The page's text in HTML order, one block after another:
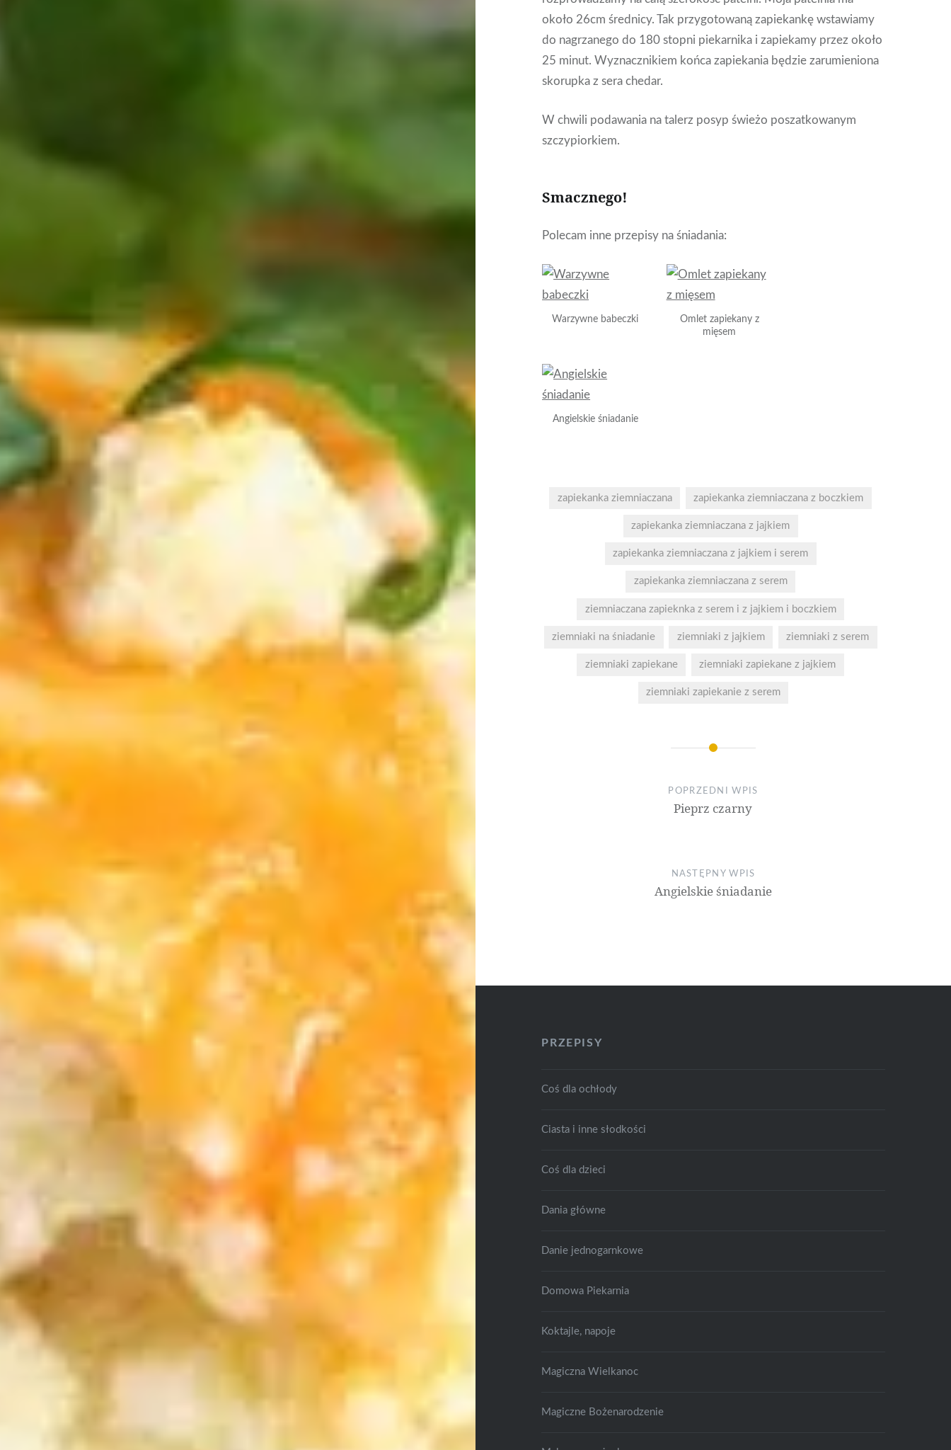
około 26cm średnicy. Tak przygotowaną zapiekankę wstawiamy
do nagrzanego do 180 stopni piekarnika i zapiekamy przez około
25 minut. Wyznacznikiem końca zapiekania będzie zarumieniona
skorupka z sera chedar.
W chwili podawania na talerz posyp świeżo poszatkowanym
szczypiorkiem.
Smacznego!
Polecam inne przepisy na śniadania:
Warzywne babeczki
Omlet zapiekany z
mięsem
Angielskie śniadanie
zapiekanka ziemniaczana zapiekanka ziemniaczana z boczkiem
zapiekanka ziemniaczana z jajkiem
zapiekanka ziemniaczana z jajkiem i serem
zapiekanka ziemniaczana z serem
ziemniaczana zapieknka z serem i z jajkiem i boczkiem
ziemniaki na śniadanie ziemniaki z jajkiem ziemniaki z serem
ziemniaki zapiekane ziemniaki zapiekane z jajkiem
ziemniaki zapiekanie z serem
POPRZEDNI WPIS
Pieprz czarny
NASTĘPNY WPIS
Angielskie śniadanie
PRZEPISY
Coś dla ochłody
Ciasta i inne słodkości
Coś dla dzieci
Dania główne
Danie jednogarnkowe
Domowa Piekarnia
Koktajle, napoje
Magiczna Wielkanoc
Magiczne Bożenarodzenie